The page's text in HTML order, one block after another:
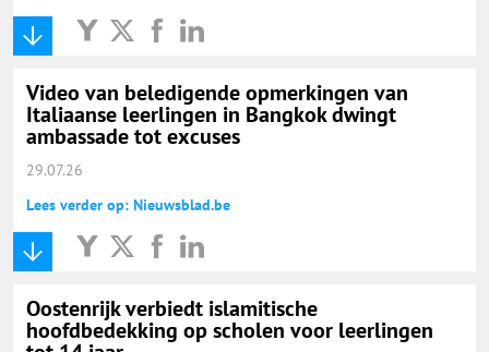
Video van beledigende opmerkingen van
Italiaanse leerlingen in Bangkok dwingt
ambassade tot excuses
29.07.26
Lees verder op: Nieuwsblad.be
Oostenrijk verbiedt islamitische
hoofdbedekking op scholen voor leerlingen